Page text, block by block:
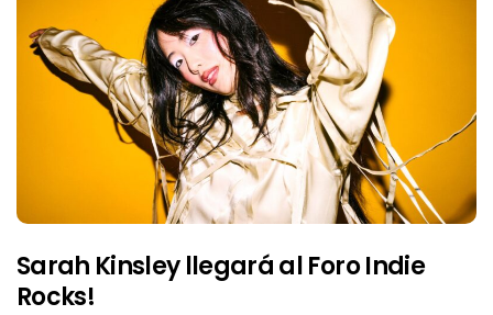
Sarah Kinsley llegará al Foro Indie
Rocks!